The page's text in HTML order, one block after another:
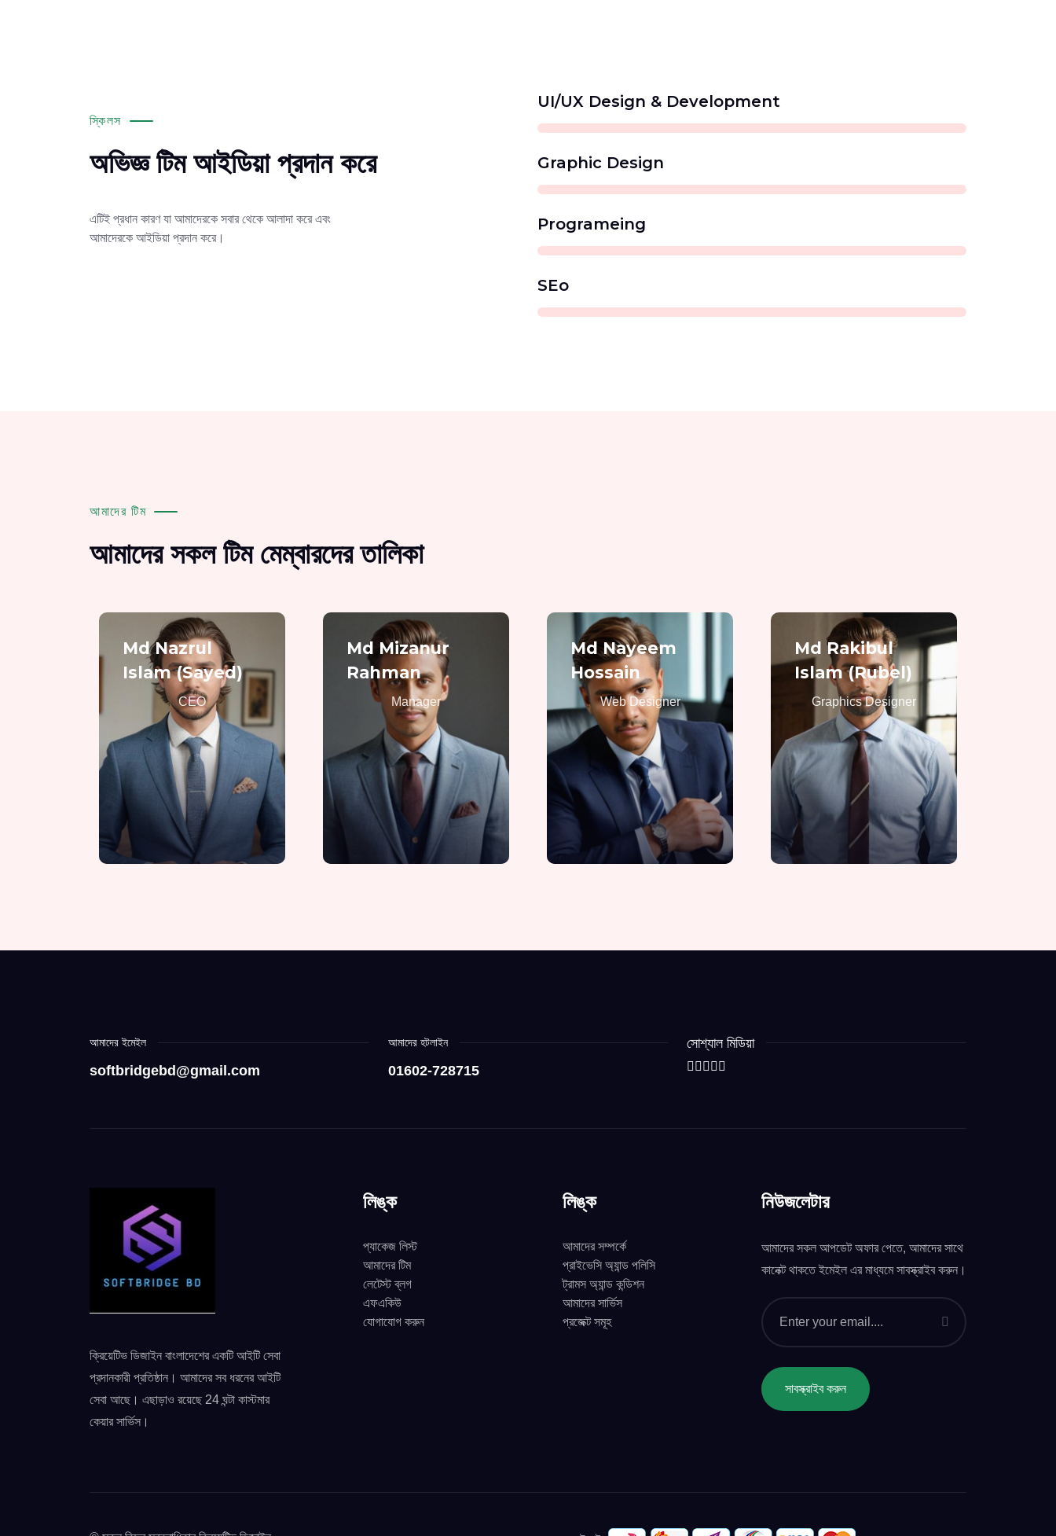
স্কিলস
অভিজ্ঞ টিম আইডিয়া প্রদান করে
এটিই প্রধান কারণ যা আমাদেরকে সবার থেকে আলাদা করে এবং
আমাদেরকে আইডিয়া প্রদান করে।
UI/UX Design & Development
Graphic Design
Programeing
SEo
আমাদের টিম
আমাদের সকল টিম মেম্বারদের তালিকা
Md Nazrul
Islam (Sayed)
CEO
Md Mizanur
Rahman
Manager
Md Nayeem
Hossain
Web Designer
Md Rakibul
Islam (Rubel)
Graphics Designer
আমাদের ইমেইল
softbridgebd@gmail.com
আমাদের হটলাইন
01602-728715
সোশ্যাল মিডিয়া
ক্রিয়েটিভ ডিজাইন বাংলাদেশের একটি আইটি সেবা
প্রদানকারী প্রতিষ্ঠান। আমাদের সব ধরনের আইটি
সেবা আছে। এছাড়াও রয়েছে 24 ঘন্টা কাস্টমার
কেয়ার সার্ভিস।
লিঙ্ক
প্যাকেজ লিস্ট
আমাদের টিম
লেটেস্ট ব্লগ
এফএকিউ
যোগাযোগ করুন
লিঙ্ক
আমাদের সম্পর্কে
প্রাইভেসি অ্যান্ড পলিসি
ট্রামস অ্যান্ড কন্ডিশন
আমাদের সার্ভিস
প্রজেক্ট সমূহ
নিউজলেটার
আমাদের সকল আপডেট অফার পেতে, আমাদের সাথে
কানেক্ট থাকতে ইমেইল এর মাধ্যমে সাবস্ক্রাইব করুন।
সাবস্ক্রাইব করুন